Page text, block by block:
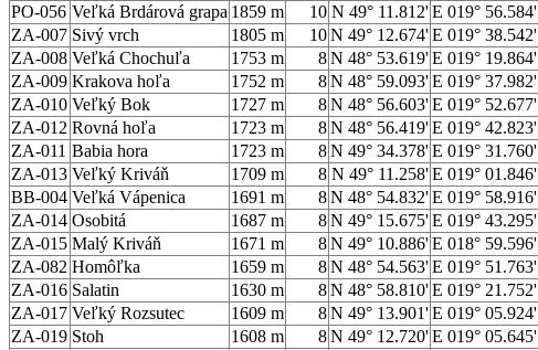
PO-056 Veľká Brdárová grapa 1859 m 10 N 49° 11.812'E 019° 56.584'
ZA-007 Sivý vrch 1805 m 10N 49° 12.674'E 019° 38.542'
ZA-008 Veľká Chochuľa 1753 m 8N 48° 53.619'E 019° 19.864'
ZA-009 Krakova hoľa 1752 m 8N 48° 59.093'E 019° 37.982'
ZA-010 Veľký Bok 1727 m 8N 48° 56.603'E 019° 52.677'
ZA-012 Rovná hoľa 1723 m 8N 48° 56.419'E 019° 42.823'
ZA-011 Babia hora 1723 m 8N 49° 34.378'E 019° 31.760'
ZA-013 Veľký Kriváň 1709 m 8 N 49° 11.258'E 019° 01.846'
BB-004 Veľká Vápenica 1691 m 8N 48° 54.832'E 019° 58.916'
ZA-014 Osobitá 1687 m 8N 49° 15.675'E 019° 43.295'
ZA-015 Malý Kriváň 1671 m 8N 49° 10.886'E 018° 59.596'
ZA-082 Homôľka 1659 m 8N 48° 54.563'E 019° 51.763'
ZA-016 Salatin 1630 m 8N 48° 58.810'E 019° 21.752'
ZA-017 Veľký Rozsutec 1609 m 8N 49° 13.901'E 019° 05.924'
ZA-019 Stoh 1608 m 8N 49° 12.720'E 019° 05.645'